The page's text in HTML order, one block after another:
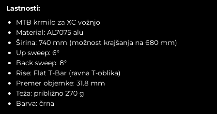
Lastnosti:
MTB krmiloza XC vožnjo
Material: AL7075 alu
Širina: 740 mm (možnost krajšanja na 680 mm)
Up sweep: 6°
Back sweep: 8°
Rise: Flat T-Bar (ravna T-oblika)
Premer objemke: 31.8 mm
Teža: približno 270 g
Barva: črna